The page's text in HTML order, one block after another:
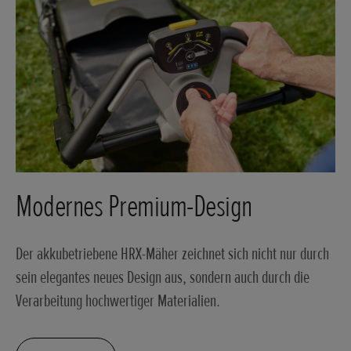
Modernes Premium-Design
Der akkubetriebene HRX-Mäher zeichnet sich nicht nur durch
sein elegantes neues Design aus, sondern auch durch die
Verarbeitung hochwertiger Materialien.